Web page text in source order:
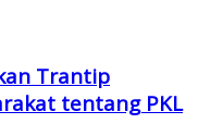
Trantip
tentang PKL